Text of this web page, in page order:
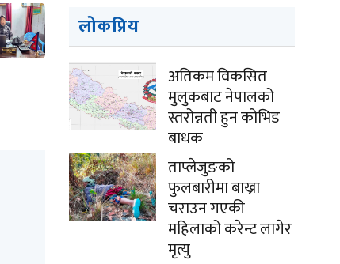
लोकप्रिय
अतिकम विकसित
मुलुकबाट नेपालको
स्तरोन्नती हुन कोभिड
बाधक
ताप्लेजुङको
फुलबारीमा बाख्रा
चराउन गएकी
महिलाको करेन्ट लागेर
मृत्यु